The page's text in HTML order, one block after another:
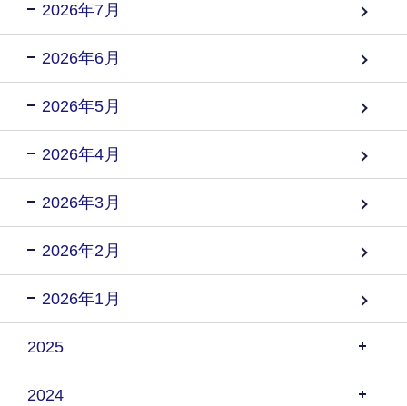
2026年7月
2026年6月
2026年5月
2026年4月
2026年3月
2026年2月
2026年1月
2025
2024